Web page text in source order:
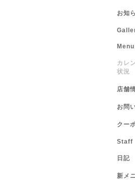
お知
Menu
カレ
状況
店舗
お問
クー
Staff
日記
新メ